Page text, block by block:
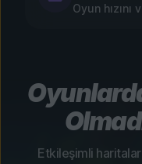
Oyun
Etkileşimli